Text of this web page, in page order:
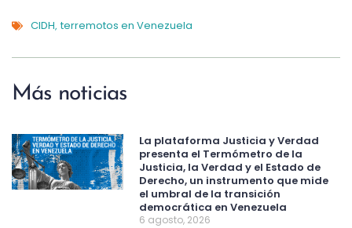
CIDH,terremotos en Venezuela
Más noticias
La plataforma Justicia y Verdad
presenta el Termómetro de la
Justicia, la Verdad y el Estado de
Derecho, un instrumento que mide
el umbral de la transición
democrática en Venezuela
6 agosto, 2026